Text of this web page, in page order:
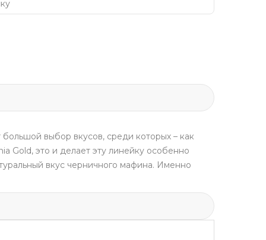
выбор вкусов, среди которых – как
Gold, это и делает эту линейку особенно
вкус черничного мафина. Именно